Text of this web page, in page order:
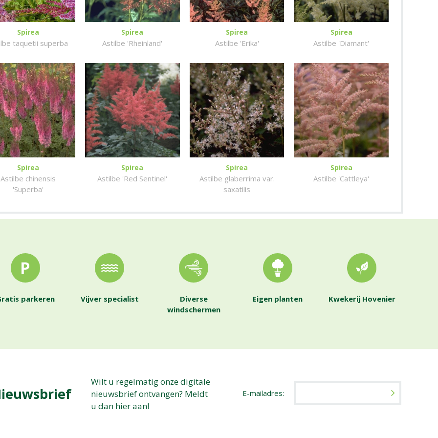
Spirea
taquetii superba
Spirea
Astilbe 'Rheinland'
Spirea
Astilbe 'Erika'
Spirea
Astilbe 'Diamant'
Spirea
Astilbe chinensis
'Superba'
Spirea
Astilbe 'Red Sentinel'
Spirea
Astilbe glaberrima var.
saxatilis
Spirea
Astilbe 'Cattleya'
parkeren Vijver specialist
Diverse
windschermen
Eigen planten Kwekerij Hovenier
Wilt u regelmatig onze digitale
nieuwsbrief ontvangen? Meldt
u dan hier aan!
E-mailadres: